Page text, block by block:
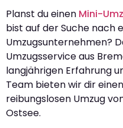
Planst du einen Mini-
bist auf der Suche nach
Umzugsunternehmen?
Umzugsservice aus
langjährigen Erfahrung
Team bieten wir dir
reibungslosen Umzug
Ostsee.